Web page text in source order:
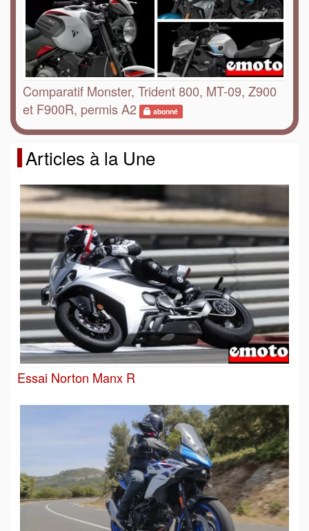
Comparatif Monster, Trident 800, MT-09, Z900
et F900R, permis A2
abonné
Articles à la Une
Essai Norton Manx R